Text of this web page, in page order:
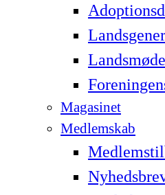
Magasinet
Medlemskab